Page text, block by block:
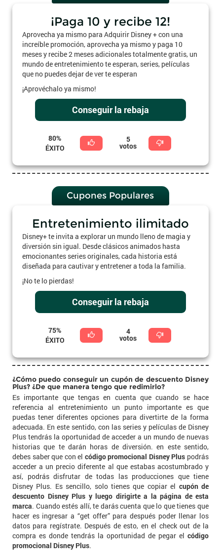
¡Paga 10 y recibe 12!
Aprovecha ya mismo para Adquirir Disney + con una
increíble promoción, aprovecha ya mismo y paga 10
meses y recibe 2 meses adicionales totalmente gratis, un
mundo de entretenimiento te esperan, series, películas
que no puedes dejar de ver te esperan
¡Aprovéchalo ya mismo!
Conseguir la rebaja
80%
ÉXITO
5
votos
Cupones Populares
Entretenimiento ilimitado
Disney+ te invita a explorar un mundo lleno de magia y
diversión sin igual. Desde clásicos animados hasta
emocionantes series originales, cada historia está
diseñada para cautivar y entretener a toda la familia.
¡No te lo pierdas!
Conseguir la rebaja
75%
ÉXITO
4
votos
¿Cómo puedo conseguir un cupón de descuento Disney
Plus? ¿De que manera tengo que redimirlo?
Es importante que tengas en cuenta que cuando se hace
referencia al entretenimiento un punto importante es que
puedas tener diferentes opciones para divertirte de la forma
adecuada. En este sentido, con las series y películas de Disney
Plus tendrás la oportunidad de acceder a un mundo de nuevas
historias que te darán horas de diversión. en este sentido,
debes saber que con el código promocional Disney Plus podrás
acceder a un precio diferente al que estabas acostumbrado y
así, podrás disfrutar de todas las producciones que tiene
Disney Plus. Es sencillo, solo tienes que copiar el cupón de
descuento Disney Plus y luego dirigirte a la página de esta
marca. Cuando estés allí, te darás cuenta que lo que tienes que
hacer es ingresar a “get offer” para después poder llenar los
datos para regístrate. Después de esto, en el check out de la
compra es donde tendrás la oportunidad de pegar el código
promocional Disney Plus.